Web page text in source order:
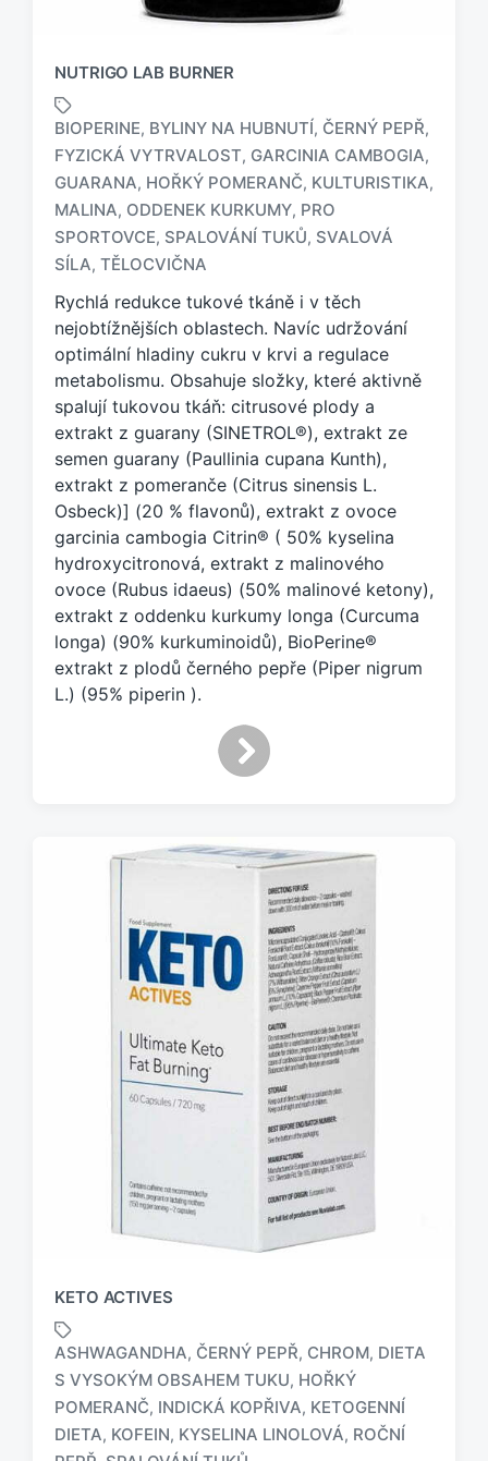
NUTRIGO LAB BURNER
z
n
a
e
n
o
t
a
g
m
:
BIOPERINE, BYLINY NA HUBNUTÍ, ČERNÝ PEPŘ,
FYZICKÁ VYTRVALOST, GARCINIA CAMBOGIA,
GUARANA, HOŘKÝ POMERANČ, KULTURISTIKA,
MALINA, ODDENEK KURKUMY, PRO
SPORTOVCE, SPALOVÁNÍ TUKŮ, SVALOVÁ
SÍLA, TĚLOCVIČNA
Rychlá redukce tukové tkáně i v těch
nejobtížnějších oblastech. Navíc udržování
optimální hladiny cukru v krvi a regulace
metabolismu. Obsahuje složky, které aktivně
spalují tukovou tkáň: citrusové plody a
extrakt z guarany (SINETROL®), extrakt ze
semen guarany (Paullinia cupana Kunth),
extrakt z pomeranče (Citrus sinensis L.
Osbeck)] (20 % flavonů), extrakt z ovoce
garcinia cambogia Citrin® ( 50% kyselina
hydroxycitronová, extrakt z malinového
ovoce (Rubus idaeus) (50% malinové ketony),
extrakt z oddenku kurkumy longa (Curcuma
longa) (90% kurkuminoidů), BioPerine®
extrakt z plodů černého pepře (Piper nigrum
L.) (95% piperin ).
KETO ACTIVES
O
z
n
ASHWAGANDHA, ČERNÝ PEPŘ, CHROM, DIETA
S VYSOKÝM OBSAHEM TUKU, HOŘKÝ
POMERANČ, INDICKÁ KOPŘIVA, KETOGENNÍ
DIETA, KOFEIN, KYSELINA LINOLOVÁ, ROČNÍ